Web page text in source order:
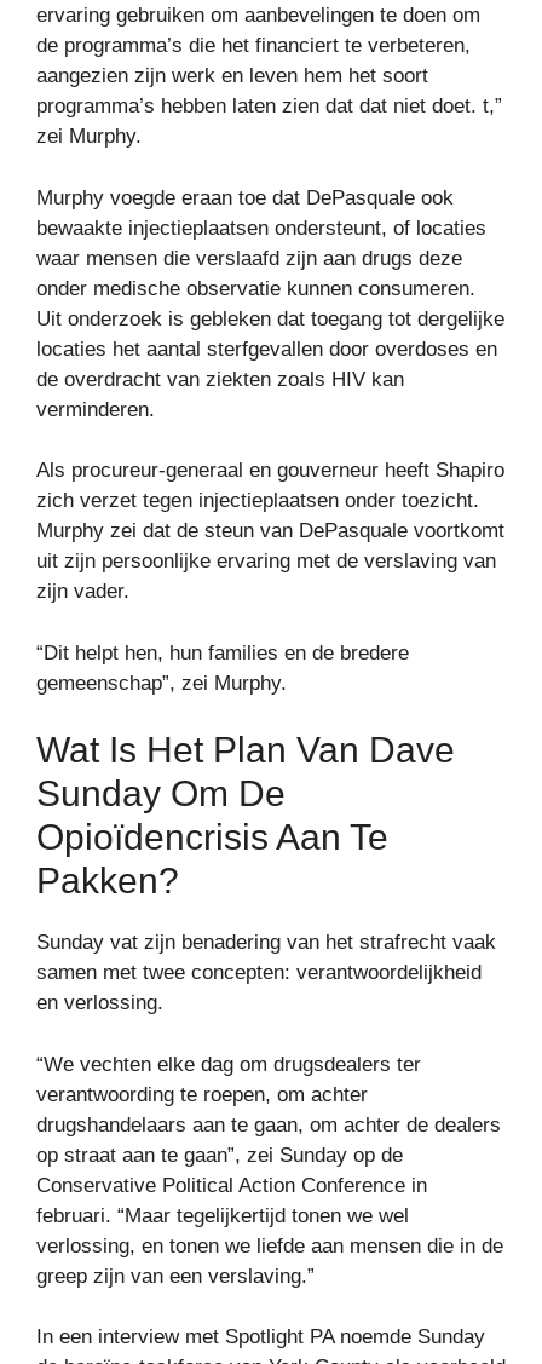
ervaring gebruiken om aanbevelingen te doen om
de programma’s die het financiert te verbeteren,
aangezien zijn werk en leven hem het soort
programma’s hebben laten zien dat dat niet doet. t,”
zei Murphy.
Murphy voegde eraan toe dat DePasquale ook
bewaakte injectieplaatsen ondersteunt, of locaties
waar mensen die verslaafd zijn aan drugs deze
onder medische observatie kunnen consumeren.
Uit onderzoek is gebleken dat toegang tot dergelijke
locaties het aantal sterfgevallen door overdoses en
de overdracht van ziekten zoals HIV kan
verminderen.
Als procureur-generaal en gouverneur heeft Shapiro
zich verzet tegen injectieplaatsen onder toezicht.
Murphy zei dat de steun van DePasquale voortkomt
uit zijn persoonlijke ervaring met de verslaving van
zijn vader.
“Dit helpt hen, hun families en de bredere
gemeenschap”, zei Murphy.
Wat Is Het Plan Van Dave
Sunday Om De
Opioïdencrisis Aan Te
Pakken?
Sunday vat zijn benadering van het strafrecht vaak
samen met twee concepten: verantwoordelijkheid
en verlossing.
“We vechten elke dag om drugsdealers ter
verantwoording te roepen, om achter
drugshandelaars aan te gaan, om achter de dealers
op straat aan te gaan”, zei Sunday op de
Conservative Political Action Conference in
februari. “Maar tegelijkertijd tonen we wel
verlossing, en tonen we liefde aan mensen die in de
greep zijn van een verslaving.”
In een interview met Spotlight PA noemde Sunday